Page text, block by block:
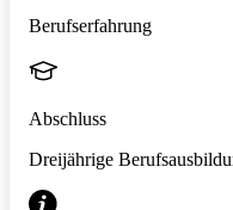
Berufserfahrung
Abschluss
Dreijährige